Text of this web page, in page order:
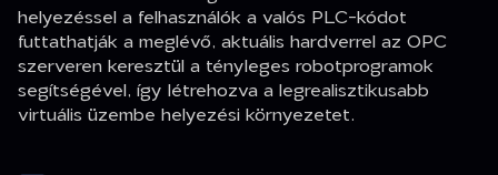
helyezéssel a felhasználók a valós PLC-kódot
futtathatják a meglévő, aktuális hardverrel az OPC
szerveren keresztül a tényleges robotprogramok
segítségével, így létrehozva a legrealisztikusabb
virtuális üzembe helyezési környezetet.